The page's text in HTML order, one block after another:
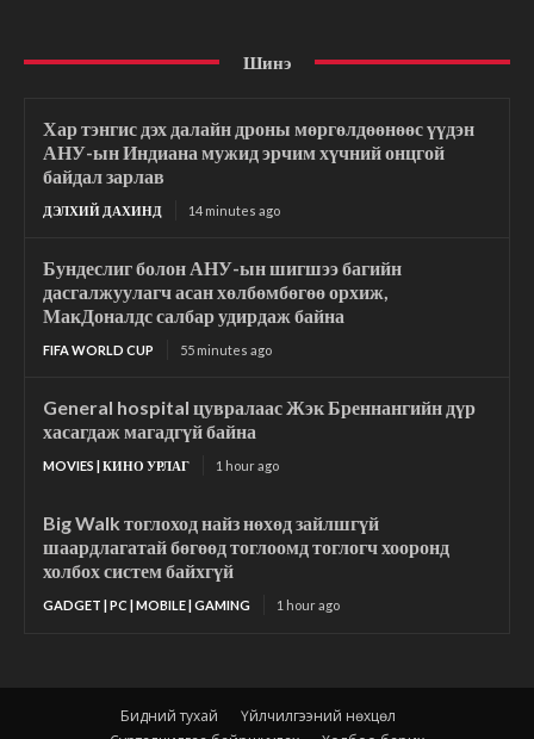
Шинэ
Хар тэнгис дэх далайн дроны мөргөлдөөнөөс үүдэн
АНУ-ын Индиана мужид эрчим хүчний онцгой
байдал зарлав
ДЭЛХИЙ ДАХИНД 14 minutes ago
Бундеслиг болон АНУ-ын шигшээ багийн
дасгалжуулагч асан хөлбөмбөгөө орхиж,
МакДоналдс салбар удирдаж байна
FIFA WORLD CUP 55 minutes ago
General hospital цувралаас Жэк Бреннангийн дүр
хасагдаж магадгүй байна
MOVIES | КИНО УРЛАГ 1 hour ago
Big Walk тоглоход найз нөхөд зайлшгүй
шаардлагатай бөгөөд тоглоомд тоглогч хооронд
холбох систем байхгүй
GADGET | PC | MOBILE | GAMING 1 hour ago
Бидний тухай
Үйлчилгээний нөхцөл